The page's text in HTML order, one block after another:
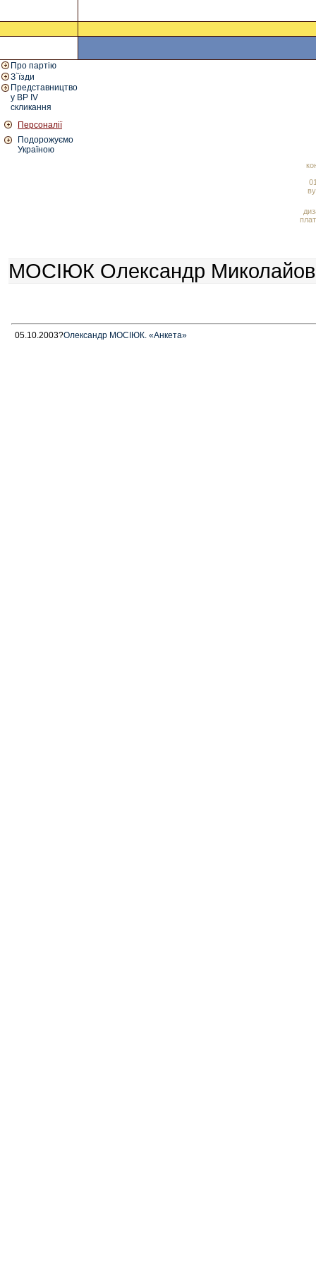
Про партію
З`їзди
Представництво
у ВР IV
скликання
Персоналії
Подорожуємо
Україною
МОСІЮК Олександр
05.10.2003?Олександр МОСІЮК. «Анкета»